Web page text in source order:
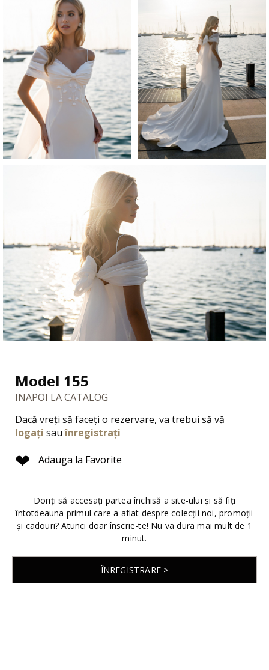
Model 155
INAPOI LA CATALOG
Dacă vreți să faceți o rezervare, va trebui să vă
logați sauînregistrați
❤ Adauga la Favorite
Doriți să accesați partea închisă a site-ului și să fiți
întotdeauna primul care a aflat despre colecții noi, promoții
și cadouri? Atunci doar înscrie-te! Nu va dura mai mult de 1
minut.
ÎNREGISTRARE >